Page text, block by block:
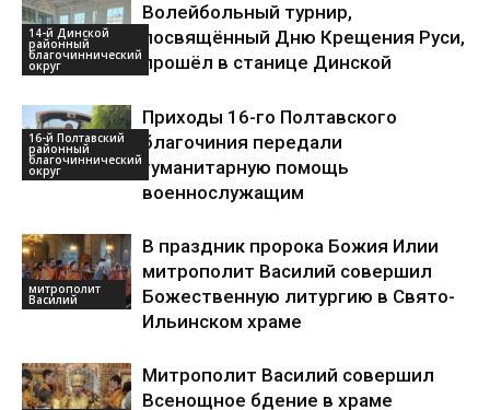
14-й Динской
районный
благочиннический
округ
Волейбольный турнир,
посвящённый Дню Крещения Руси,
прошёл в станице Динской
16-й Полтавский
районный
благочиннический
округ
Приходы 16-го Полтавского
благочиния передали
гуманитарную помощь
военнослужащим
митрополит
Василий
В праздник пророка Божия Илии
митрополит Василий совершил
Божественную литургию в Свято-
Ильинском храме
Митрополит Василий совершил
Всенощное бдение в храме